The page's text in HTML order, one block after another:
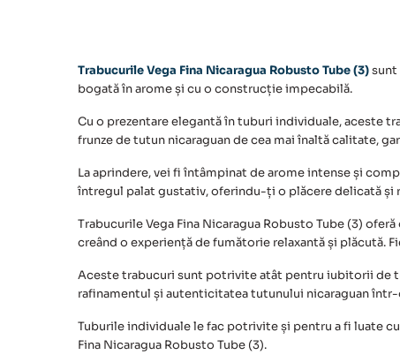
Trabucurile Vega Fina Nicaragua Robusto Tube (3)sunt
bogată în arome și cu o construcție impecabilă.
Cu o prezentare elegantă în tuburi individuale, aceste
frunze de tutun nicaraguan de cea mai înaltă calitate,
La aprindere, vei fi întâmpinat de arome intense și
întregul palat gustativ, oferindu-ți o plăcere delicată și
Trabucurile Vega Fina Nicaragua Robusto Tube (3) oferă
creând o experiență de fumătorie relaxantă și plăcută.
Aceste trabucuri sunt potrivite atât pentru iubitorii de
rafinamentul și autenticitatea tutunului nicaraguan
Tuburile individuale le fac potrivite și pentru a fi luate
Fina Nicaragua Robusto Tube (3).